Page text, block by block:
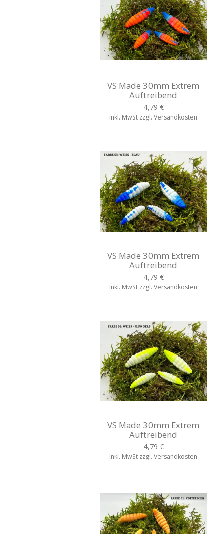
VS Made 30mm Extrem
Auftreibend
4,79 €
inkl. MwSt zzgl. Versandkosten
VS Made 30mm Extrem
Auftreibend
4,79 €
inkl. MwSt zzgl. Versandkosten
VS Made 30mm Extrem
Auftreibend
4,79 €
inkl. MwSt zzgl. Versandkosten